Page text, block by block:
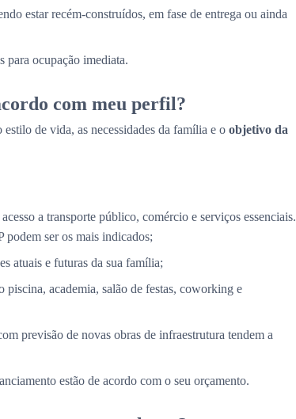
estar recém-construídos, em fase de entrega ou ainda
para ocupação imediata.
com meu perfil?
de vida, as necessidades da família e o objetivo da
a transporte público, comércio e serviços essenciais.
podem ser os mais indicados;
atuais e futuras da sua família;
academia, salão de festas, coworking e
previsão de novas obras de infraestrutura tendem a
estão de acordo com o seu orçamento.